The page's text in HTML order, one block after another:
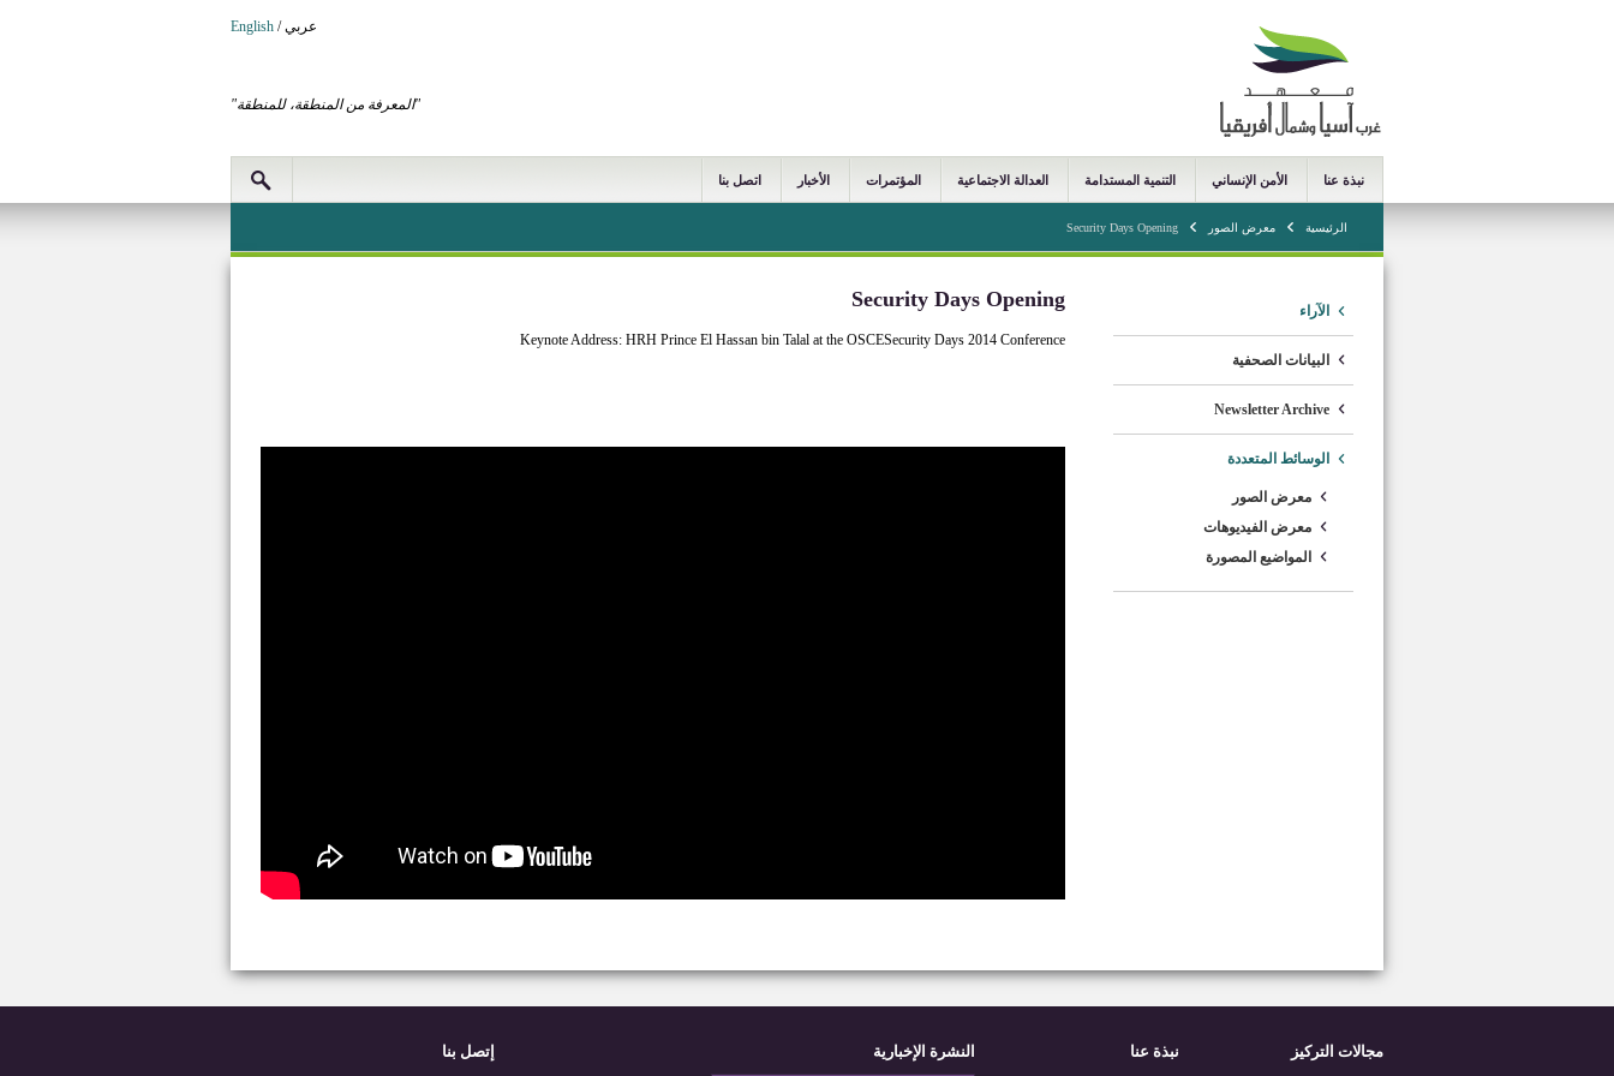
عربي/
English
"المعرفة من المنطقة، للمنطقة"
نبذة عنا الأمن الإنساني التنمية المستدامة العدالة الاجتماعية المؤتمرات الأخبار اتصل بنا
الرئيسية معرض الصور Security Days Opening
الآراء
البيانات الصحفية
Newsletter Archive
الوسائط المتعددة
معرض الصور
معرض الفيديوهات
المواضيع المصورة
Security Days Opening
Keynote Address: HRH Prince El Hassan bin Talal at the OSCESecurity Days 2014 Conference
مجالات التركيز نبذة عنا النشرة الإخبارية إتصل بنا